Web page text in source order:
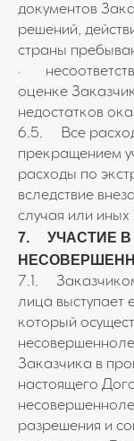
документов
решений,
страны
·
оценке
недостатков
6.5. Все
прекращением
расходы по
вследствие
случая или
7. УЧАСТИЕ В
7.1.
лица выступает
который
Заказчика в
настоящего
разрешения и